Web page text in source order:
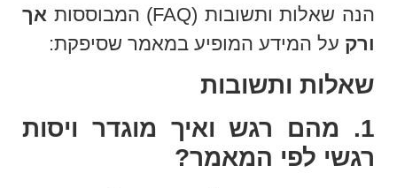
הנה שאלות ותשובות (FAQ) המבוססות
אך
ורק על המידע המופיע במאמר שסיפקת:
שאלות ותשובות
1. מהם רגש ואיך מוגדר ויסות
רגשי לפי המאמר?